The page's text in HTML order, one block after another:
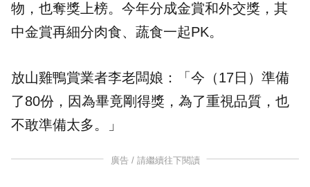
物，也奪獎上榜。今年分成金賞和外交獎，其
中金賞再細分肉食、蔬食一起PK。
放山雞鴨賞業者李老闆娘：「今（17日）準備
了80份，因為畢竟剛得獎，為了重視品質，也
不敢準備太多。」
廣告 / 請繼續往下閱讀